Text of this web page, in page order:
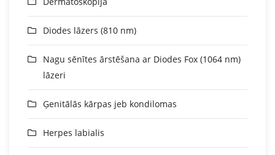
Diodes lāzers (810 nm)
Nagu sēnītes ārstēšana ar Diodes Fox (1064 nm)
lāzeri
Ģenitālās kārpas jeb kondilomas
Herpes labialis